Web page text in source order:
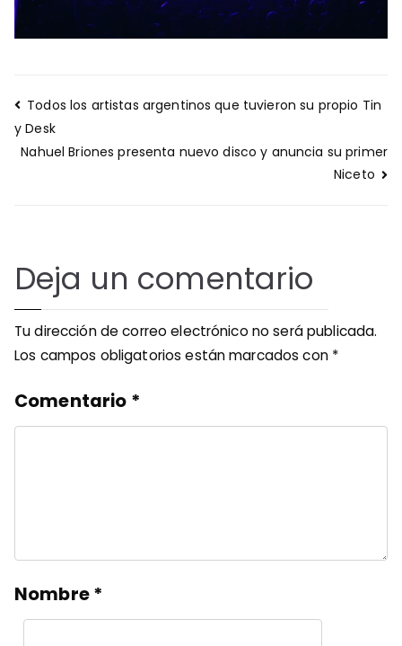
Navegación
de
entradas
Todos los artistas argentinos que tuvieron su propio Tin
y Desk
Nahuel Briones presenta nuevo disco y anuncia su primer
Niceto
Deja un comentario
Tu dirección de correo electrónico no será publicada.
Los campos obligatorios están marcados con *
Comentario *
Nombre*